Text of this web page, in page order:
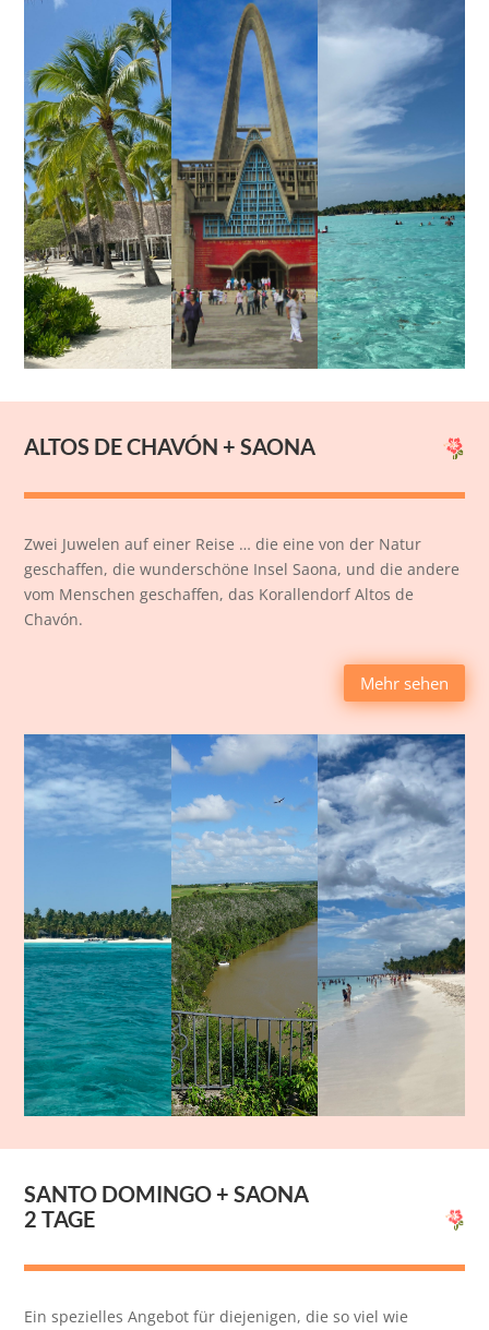
ALTOS DE CHAVÓN + SAONA
Zwei Juwelen auf einer Reise … die eine von der Natur
geschaffen, die wunderschöne Insel Saona, und die andere
vom Menschen geschaffen, das Korallendorf Altos de
Chavón.
Mehr sehen
SANTO DOMINGO + SAONA
2 TAGE
Ein spezielles Angebot für diejenigen, die so viel wie